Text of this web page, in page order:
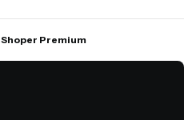
Shoper Premium